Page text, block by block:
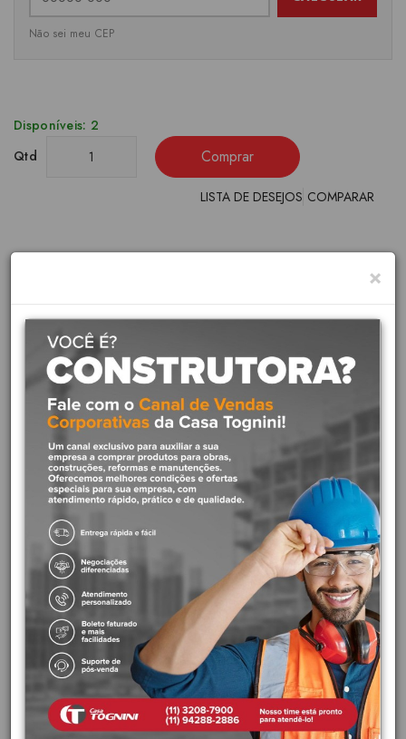
Não sei meu CEP
Disponíveis: 2
Qtd
Comprar
LISTA DE DESEJOS COMPARAR
SKU:
A80164A004
Descrição
Assento Termofixo com sistema
de queda amortecida e
Baixíssima porosidade que
evita retenção de umidade.
Elegância, conforto e
durabilidade para o seu
banheiro.
×